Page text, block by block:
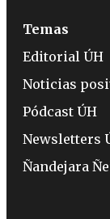
Temas
Editorial ÚH
Noticias
Pódcast ÚH
Newsletters
Ñandejara